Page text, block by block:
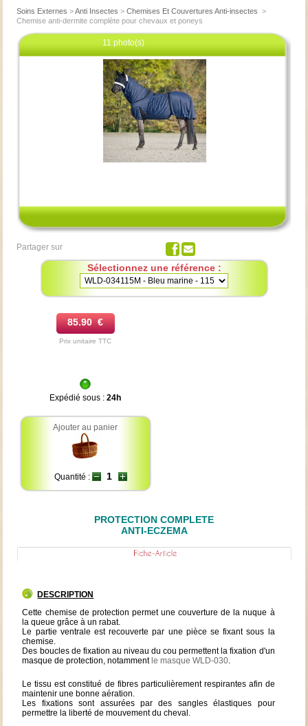
Soins Externes > Anti Insectes > Chemises Et Couvertures Anti-insectes
>
Chemise anti-dermite complète pour chevaux et poneys
11 photo(s)
Partager sur
Sélectionnez une référence :
85.90 €
Prix unitaire TTC
Expédié sous :24h
Ajouter au panier
Quantité :
PROTECTION COMPLETE
ANTI-ECZEMA
DESCRIPTION
Cette chemise de protection permet une couverture de la nuque à
la queue grâce à un rabat.
Le partie ventrale est recouverte par une pièce se fixant sous la
chemise.
Des boucles de fixation au niveau du cou permettent la fixation d'un
masque de protection, notammentle masque WLD-030
Le tissu est constitué de fibres particulièrement respirantes afin de
maintenir une bonne aération.
Les fixations sont assurées par des sangles élastiques pour
permettre la liberté de mouvement du cheval.